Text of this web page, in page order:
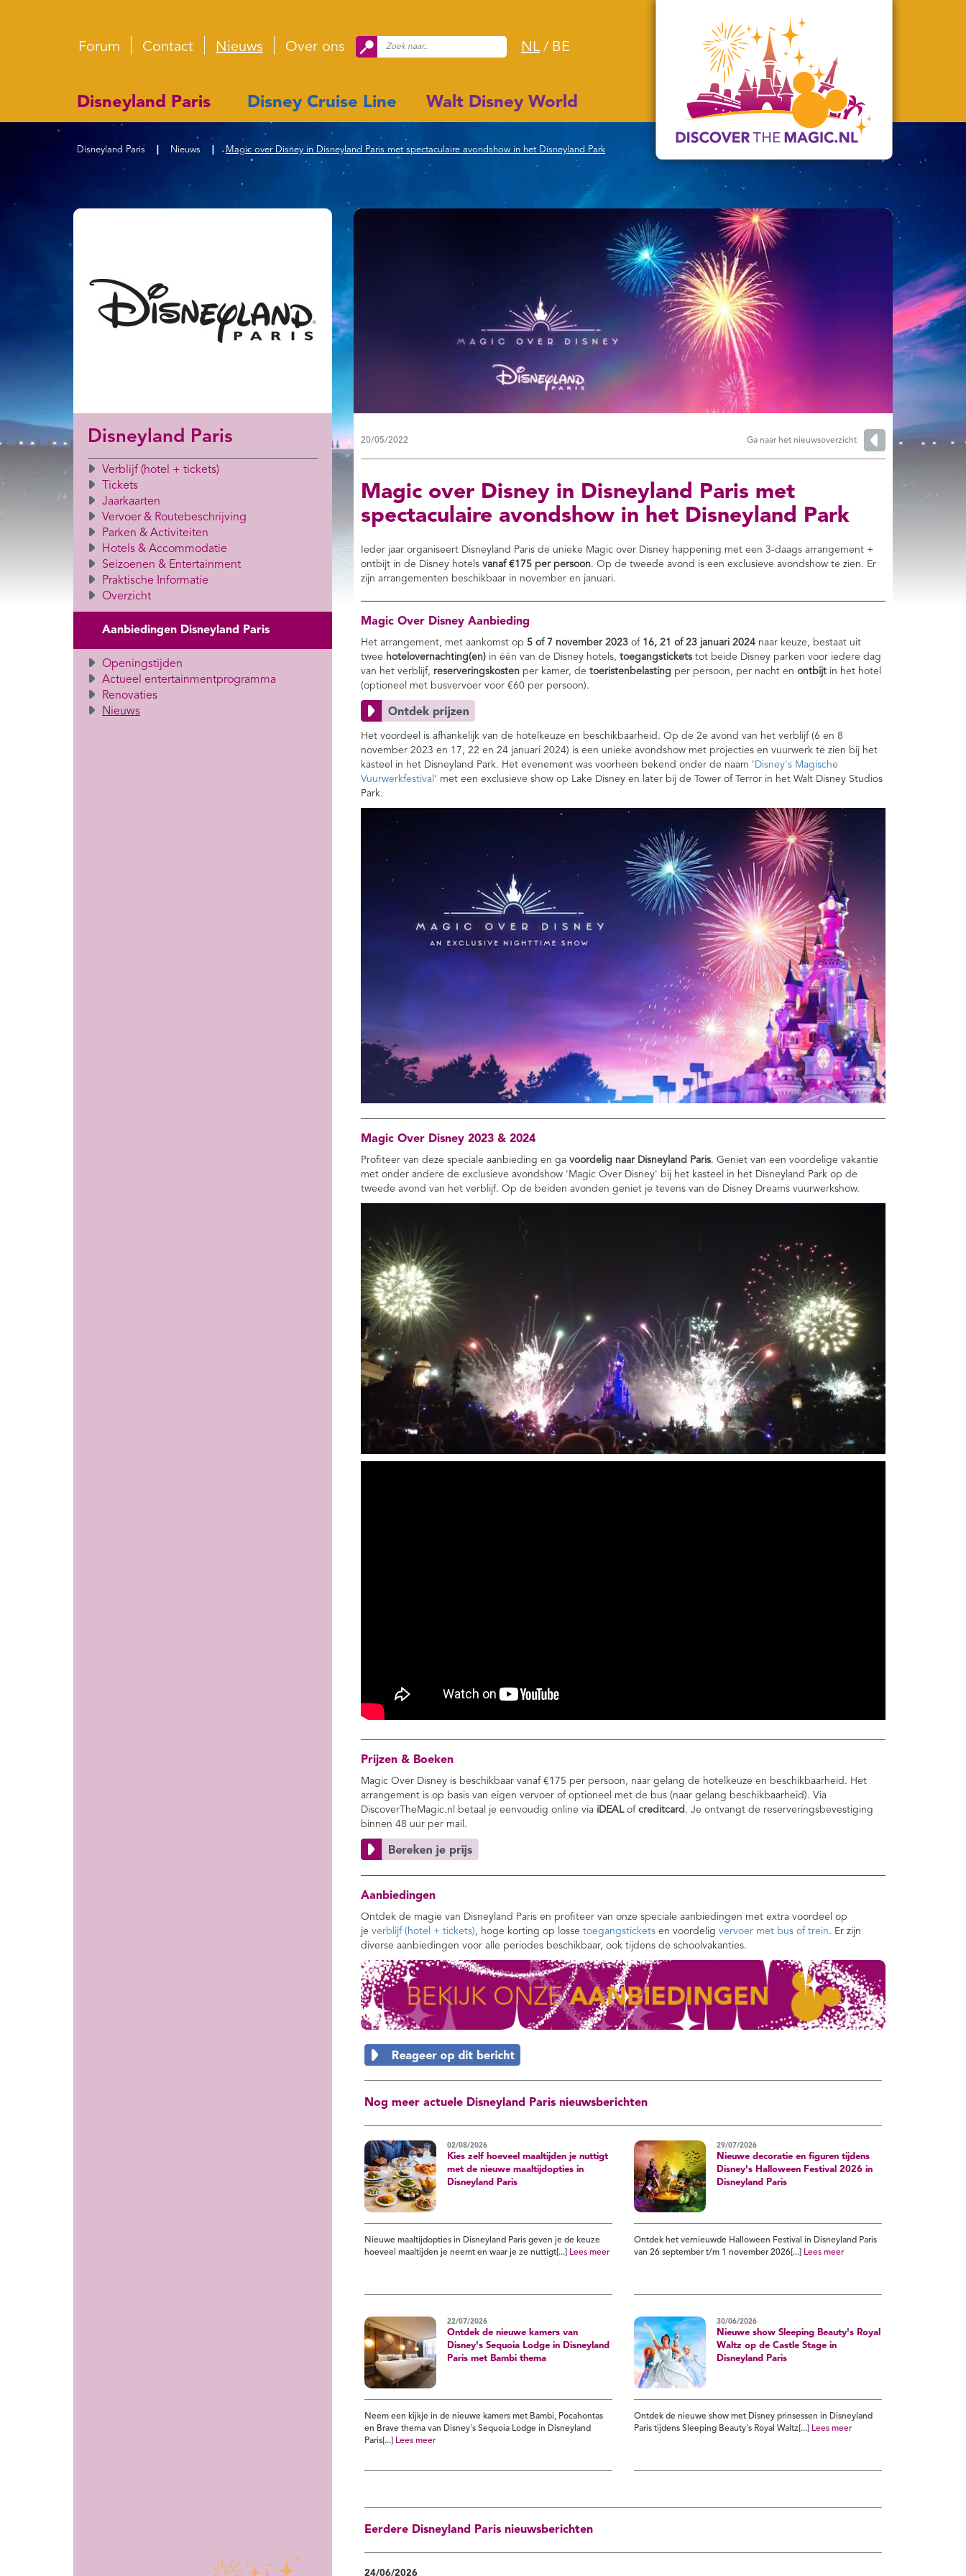
Forum Contact Nieuws Over ons NL / BE
Disneyland Paris Disney Cruise Line Walt Disney World
Disneyland Paris Nieuws Magic over Disney in Disneyland Paris met spectaculaire avondshow in het Disneyland Park
Disneyland Paris
Verblijf (hotel + tickets)
Tickets
Jaarkaarten
Vervoer & Routebeschrijving
Parken & Activiteiten
Hotels & Accommodatie
Seizoenen & Entertainment
Praktische Informatie
Overzicht
Aanbiedingen Disneyland Paris
Openingstijden
Actueel entertainmentprogramma
Renovaties
Nieuws
20/05/2022 Ga naar het nieuwsoverzicht
Magic over Disney in Disneyland Paris met
spectaculaire avondshow in het Disneyland Park
Ieder jaar organiseert Disneyland Paris de unieke Magic over Disney happening met een 3-daags arrangement +
ontbijt in de Disney hotels vanaf €175 per persoon. Op de tweede avond is een exclusieve avondshow te zien. Er
zijn arrangementen beschikbaar in november en januari.
Magic Over Disney Aanbieding
Het arrangement, met aankomst op 5 of 7 november 2023 of 16, 21 of 23 januari 2024 naar keuze, bestaat uit
twee hotelovernachting(en) in één van de Disney hotels, toegangstickets tot beide Disney parken voor iedere dag
van het verblijf, reserveringskosten per kamer, de toeristenbelasting per persoon, per nacht en ontbijt in het hotel
(optioneel met busvervoer voor €60 per persoon).
Het voordeel is afhankelijk van de hotelkeuze en beschikbaarheid. Op de 2e avond van het verblijf (6 en 8
november 2023 en 17, 22 en 24 januari 2024) is een unieke avondshow met projecties en vuurwerk te zien bij het
kasteel in het Disneyland Park. Het evenement was voorheen bekend onder de naam ' Disney's Magische
Vuurwerkfestival ' met een exclusieve show op Lake Disney en later bij de Tower of Terror in het Walt Disney Studios
Park.
Magic Over Disney 2023 & 2024
Profiteer van deze speciale aanbieding en ga voordelig naar Disneyland Paris. Geniet van een voordelige vakantie
met onder andere de exclusieve avondshow 'Magic Over Disney' bij het kasteel in het Disneyland Park op de
tweede avond van het verblijf. Op de beiden avonden geniet je tevens van de Disney Dreams vuurwerkshow.
Prijzen & Boeken
Magic Over Disney is beschikbaar vanaf €175 per persoon, naar gelang de hotelkeuze en beschikbaarheid. Het
arrangement is op basis van eigen vervoer of optioneel met de bus (naar gelang beschikbaarheid). Via
DiscoverTheMagic.nl betaal je eenvoudig online via iDEAL of creditcard . Je ontvangt de reserveringsbevestiging
binnen 48 uur per mail.
Aanbiedingen
Ontdek de magie van Disneyland Paris en profiteer van onze speciale aanbiedingen met extra voordeel op
je verblijf (hotel + tickets), hoge korting op losse toegangstickets en voordelig vervoer met bus of trein. Er zijn
diverse aanbiedingen voor alle periodes beschikbaar, ook tijdens de schoolvakanties.
Nog meer actuele Disneyland Paris nieuwsberichten
02/08/2026
Kies zelf hoeveel maaltijden je nuttigt
met de nieuwe maaltijdopties in
Disneyland Paris
Nieuwe maaltijdopties in Disneyland Paris geven je de keuze
hoeveel maaltijden je neemt en waar je ze nuttigt[...] Lees meer
29/07/2026
Nieuwe decoratie en figuren tijdens
Disney's Halloween Festival 2026 in
Disneyland Paris
Ontdek het vernieuwde Halloween Festival in Disneyland Paris
van 26 september t/m 1 november 2026[...] Lees meer
22/07/2026
Ontdek de nieuwe kamers van
Disney's Sequoia Lodge in Disneyland
Paris met Bambi thema
Neem een kijkje in de nieuwe kamers met Bambi, Pocahontas
en Brave thema van Disney's Sequoia Lodge in Disneyland
Paris[...] Lees meer
30/06/2026
Nieuwe show Sleeping Beauty's Royal
Waltz op de Castle Stage in
Disneyland Paris
Ontdek de nieuwe show met Disney prinsessen in Disneyland
Paris tijdens Sleeping Beauty's Royal Waltz[...] Lees meer
Eerdere Disneyland Paris nieuwsberichten
24/06/2026